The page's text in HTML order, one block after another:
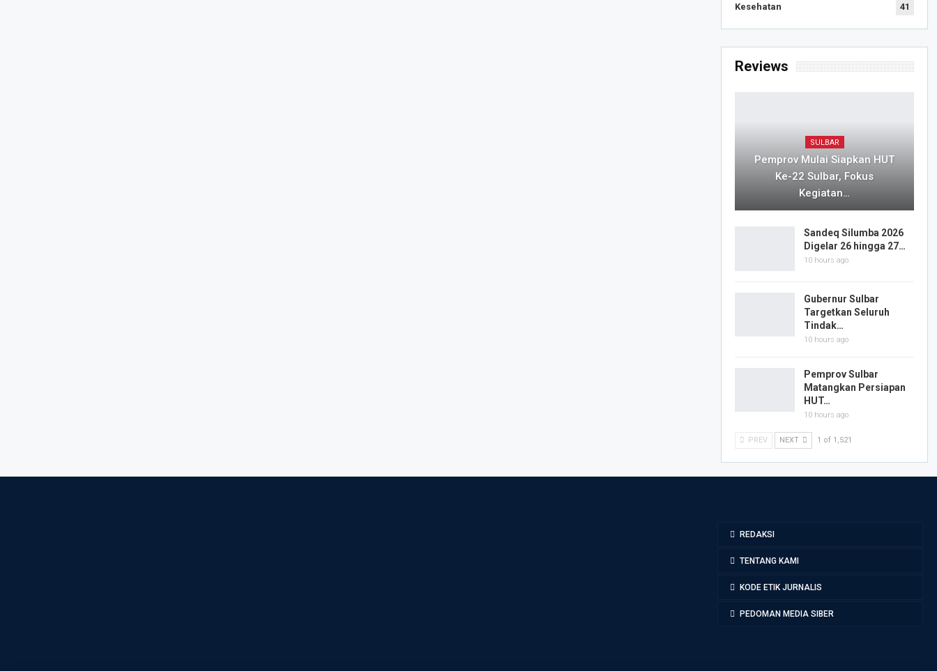
Kesehatan 41
Reviews
SULBAR
Pemprov Mulai Siapkan HUT
Ke-22 Sulbar, Fokus
Kegiatan…
Sandeq Silumba 2026
Digelar 26 hingga 27…
10 hours ago
Gubernur Sulbar
Targetkan Seluruh
Tindak…
10 hours ago
Pemprov Sulbar
Matangkan Persiapan
HUT…
10 hours ago
PREV NEXT 1 of 1,521
REDAKSI
TENTANG KAMI
KODE ETIK JURNALIS
PEDOMAN MEDIA SIBER